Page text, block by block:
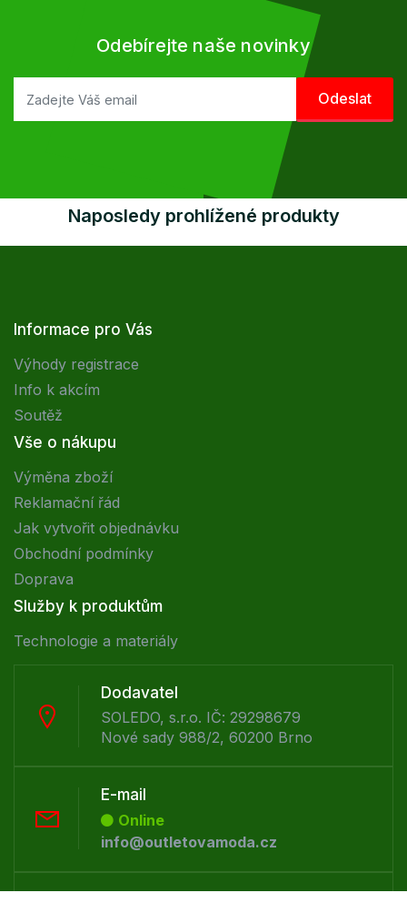
Odebírejte naše novinky
Naposledy prohlížené produkty
Informace pro Vás
Výhody registrace
Info k akcím
Soutěž
Vše o nákupu
Výměna zboží
Reklamační řád
Jak vytvořit objednávku
Obchodní podmínky
Doprava
Služby k produktům
Technologie a materiály
Dodavatel
SOLEDO, s.r.o. IČ: 29298679
Nové sady 988/2, 60200 Brno
E-mail
Online
info@outletovamoda.cz